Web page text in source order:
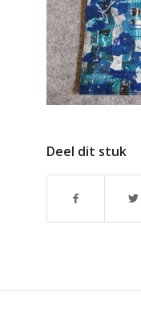
Deel dit stuk